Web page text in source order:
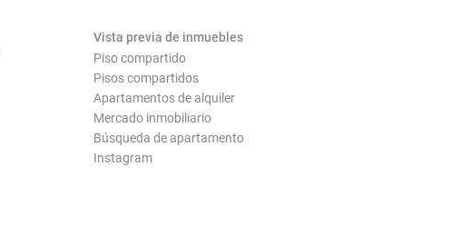
Vista previa de inmuebles
Piso compartido
Pisos compartidos
Apartamentos de alquiler
Mercado inmobiliario
Búsqueda de apartamento
Instagram